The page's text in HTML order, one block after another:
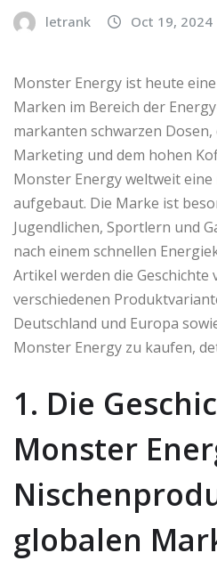
letrank Oct 19, 2024
Monster Energy ist heute
Marken im Bereich der
markanten schwarzen
Marketing und dem hohen
Monster Energy weltweit eine
aufgebaut. Die Marke ist
Jugendlichen, Sportlern und
nach einem schnellen
Artikel werden die
verschiedenen
Deutschland und Europa
Monster Energy zu kaufen,
1. Die
Monster
globalen